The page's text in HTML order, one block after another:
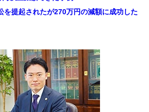
を提起されたが270万円の減額に成功した